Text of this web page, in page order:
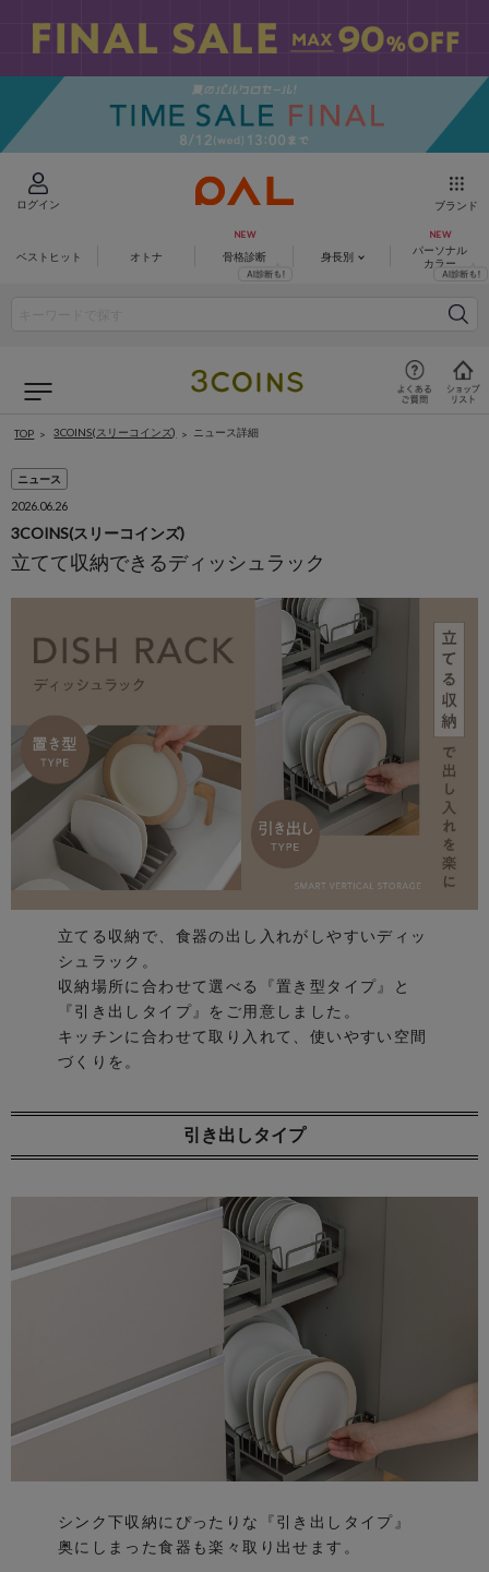
ログイン ブランド
ベストヒット オトナ 骨格診断 身長別
パーソナル
カラー
TOP 3COINS(スリーコインズ) ニュース詳細
ニュース
2026.06.26
3COINS(スリーコインズ)
立てて収納できるディッシュラック
立てる収納で、食器の出し入れがしやすいディッ
シュラック。
収納場所に合わせて選べる『置き型タイプ』と
『引き出しタイプ』をご用意しました。
キッチンに合わせて取り入れて、使いやすい空間
づくりを。
引き出しタイプ
シンク下収納にぴったりな『引き出しタイプ』
奥にしまった食器も楽々取り出せます。